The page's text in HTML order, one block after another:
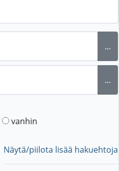
...
...
vanhin
Näytä/piilota lisää hakuehtoja